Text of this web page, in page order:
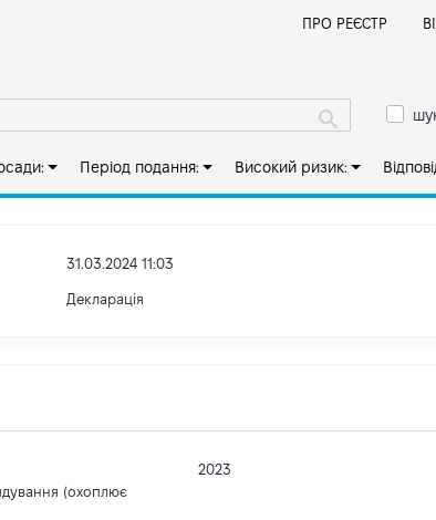
ПРО РЕЄСТР
Період подання: Високий ризик:
31.03.2024 11:03
Декларація
(охоплює
2023